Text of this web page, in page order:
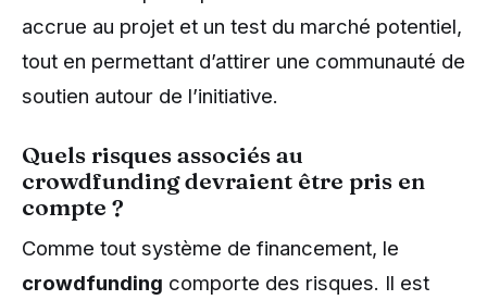
accrue au projet et un test du marché potentiel,
tout en permettant d’attirer une communauté de
soutien autour de l’initiative.
Quels risques associés au
crowdfunding devraient être pris en
compte ?
Comme tout système de financement, le
crowdfunding comporte des risques. Il est